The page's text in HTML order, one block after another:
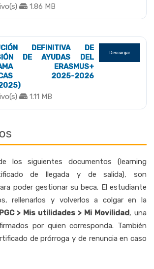
1.86 MB
DEFINITIVA DE
DE AYUDAS DEL
ERASMUS+
2025-2026
1.11 MB
Descargar
los siguientes documentos (learning
de llegada y de salida), son
poder gestionar su beca. El estudiante
rellenarlos y volverlos a colgar en la
> Mis utilidades > Mi Movilidad, una
por quien corresponda. También
de prórroga y de renuncia en caso